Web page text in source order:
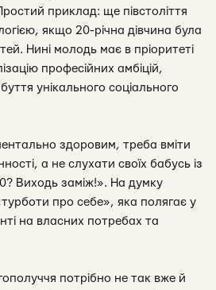
приклад: ще півстоліття
якщо 20-річна дівчина була
Нині молодь має в пріоритеті
професійних амбіцій,
унікального соціального
здоровим, треба вміти
а не слухати своїх бабусь із
Виходь заміж!». На думку
про себе», яка полягає у
на власних потребах та
потрібно не так вже й